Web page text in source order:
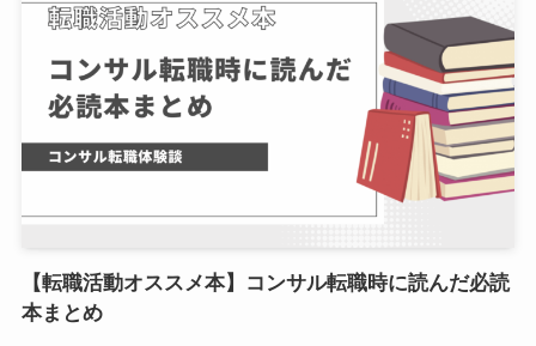
【転職活動オススメ本】コンサル転職時に読んだ必読
本まとめ